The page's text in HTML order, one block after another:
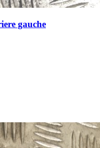
gauche